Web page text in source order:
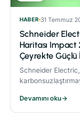
HABER 31 Temmuz
Schneider
Haritası Impact
Çeyrekte
Schneider Electric,
azalttı.
Devamını oku→